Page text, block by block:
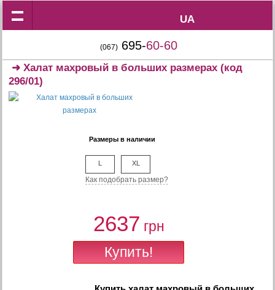
UA
UA
(067) 695-60-60
➜Халат махровый в больших размерах (код
296/01)
Размеры в наличии
L XL
Как подобрать размер?
2637 грн